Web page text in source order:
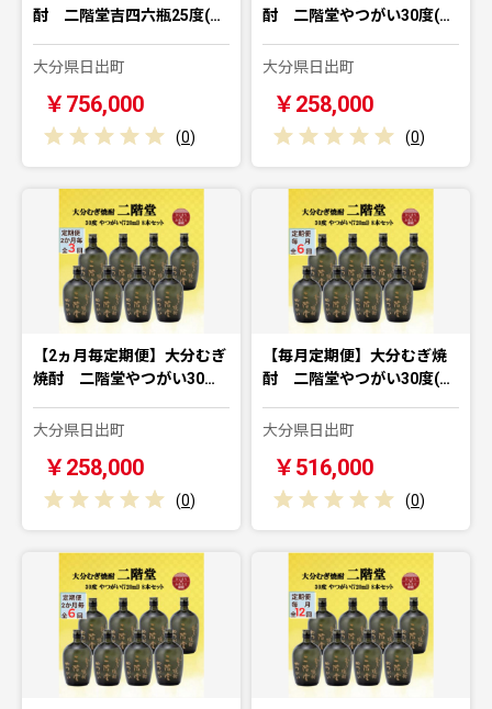
酎 二階堂吉四六瓶25度(…
大分県日出町
￥756,000
(0)
酎 二階堂やつがい30度(…
大分県日出町
￥258,000
(0)
【2ヵ月毎定期便】大分むぎ
焼酎 二階堂やつがい30…
大分県日出町
￥258,000
(0)
【毎月定期便】大分むぎ焼
酎 二階堂やつがい30度(…
大分県日出町
￥516,000
(0)